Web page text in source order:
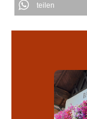
teilen